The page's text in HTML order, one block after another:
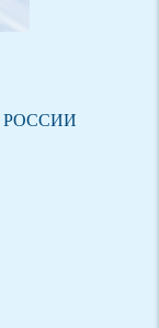
РОССИИ